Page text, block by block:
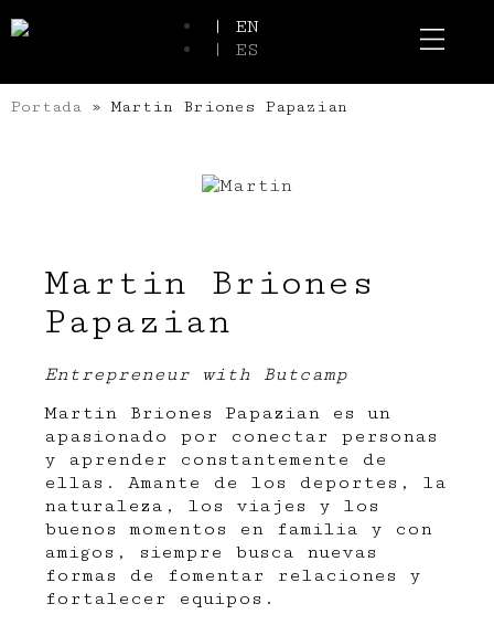
| EN
| ES
Portada »Martin Briones Papazian
Martin Briones
Papazian
Entrepreneur with Butcamp
Martin Briones Papazian es un
apasionado por conectar personas
y aprender constantemente de
ellas. Amante de los deportes, la
naturaleza, los viajes y los
buenos momentos en familia y con
amigos, siempre busca nuevas
formas de fomentar relaciones y
fortalecer equipos.